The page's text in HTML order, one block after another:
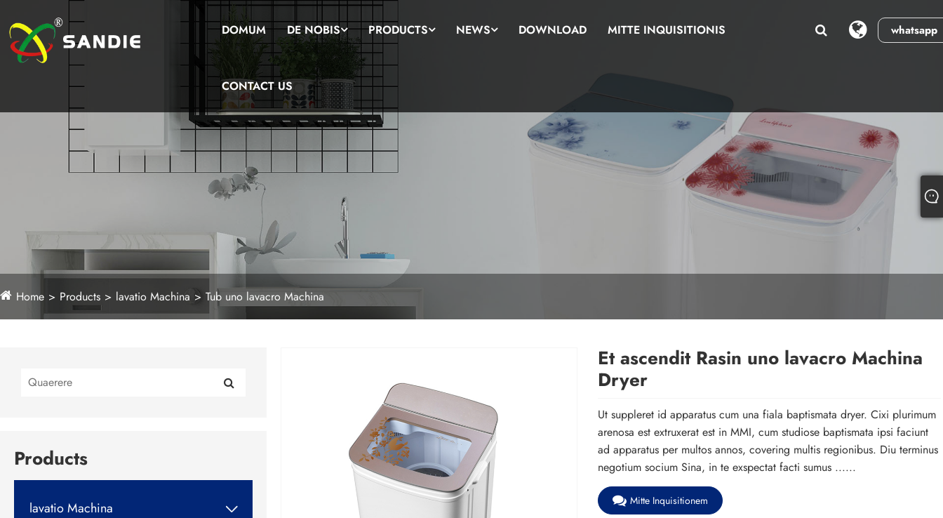
whatsapp
DOMUM DE NOBIS PRODUCTS NEWS DOWNLOAD MITTE INQUISITIONIS
CONTACT US
Home Products lavatio Machina Tub uno lavacro Machina
Products
lavatio Machina 
Et ascendit Rasin uno lavacro Machina
Dryer
Ut suppleret id apparatus cum una fiala baptismata dryer. Cixi plurimum
arenosa est extruxerat est in MMI, cum studiose baptismata ipsi faciunt
ad apparatus per multos annos, covering multis regionibus. Diu terminus
negotium socium Sina, in te exspectat facti sumus ......
Mitte Inquisitionem